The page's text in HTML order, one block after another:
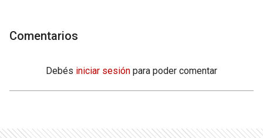
Comentarios
Debés iniciar sesión para poder comentar